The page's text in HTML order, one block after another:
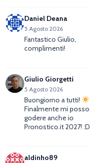
Daniel Deana
5 Agosto 2026
Fantastico Giulio,
complimenti!
Giulio Giorgetti
5 Agosto 2026
Buongiorno a tutti!
Finalmente mi posso
godere anche io
Pronostico.it 2027! :D
aldinho89